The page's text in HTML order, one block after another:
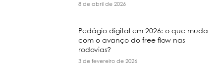
8 de abril de 2026
Pedágio digital em 2026: o que muda
com o avanço do free flow nas
rodovias?
3 de fevereiro de 2026